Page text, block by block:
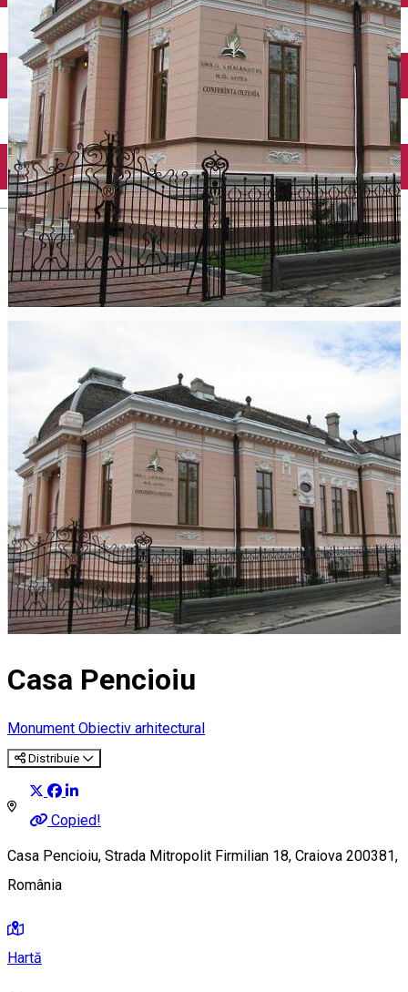
English
Închirieri auto
Închirieri biciclete
Taxi
Încărcare vehicule electrice
Casa Pencioiu
Monument Obiectiv arhitectural
Distribuie
Copied!
Casa Pencioiu, Strada Mitropolit Firmilian 18, Craiova 200381,
România
Hartă